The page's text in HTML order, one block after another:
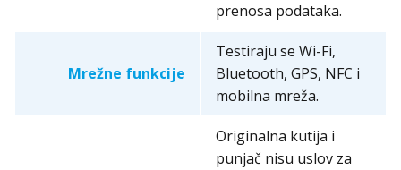
prenosa podataka.
Mrežne funkcije
Testiraju se Wi-Fi,
Bluetooth, GPS, NFC i
mobilna mreža.
Originalna kutija i
punjač nisu uslov za